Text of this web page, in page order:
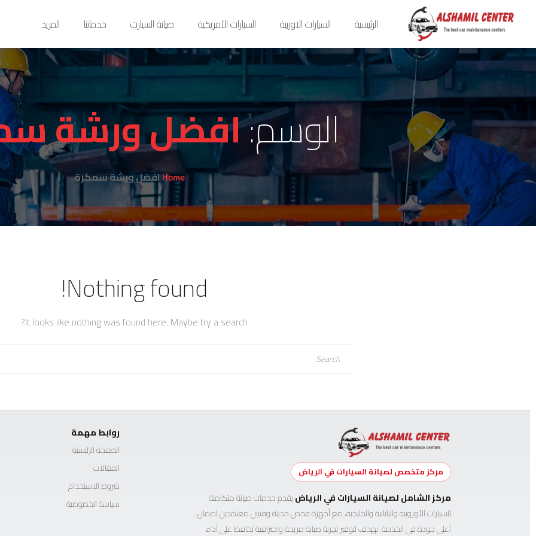
الرئيسية السيارات الاوربية السيارات الأمريكية صيانة السيارت خدماتنا المزيد
الوسم:افضل ورشة
Homeافضل ورشة سمكرة
Nothing found!
It looks like nothing was found here. Maybe try a search?
مركز متخصص لصيانة السيارات في الرياض
مركز الشامل لصيانة السيارات في الرياضيقدم خدمات صيانة متكاملة
للسيارات الأوروبية واليابانية والخليجية، مع أجهزة فحص حديثة وفنيين معتمدين لضمان
أعلى جودة في الخدمة. نهدف لتوفير تجربة صيانة مريحة واحترافية تحافظ على أداء
روابط مهمة
الصفحة الرئيسية
المقالات
شروط الاستخدام
سياسة الخصوصية